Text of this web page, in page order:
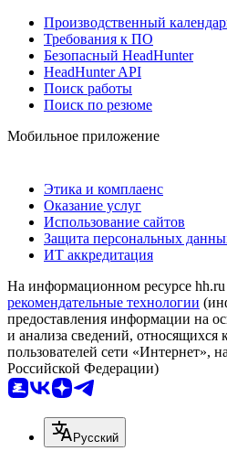
Производственный
Требования к ПО
Безопасный HeadHunter
HeadHunter API
Поиск работы
Поиск по резюме
Мобильное приложение
Этика и комплаенс
Оказание услуг
Использование сайтов
Защита персональных
ИТ аккредитация
На информационном ресурсе hh.ru
рекомендательные технологии
предоставления информации на
и анализа сведений, относящихся
пользователей сети «Интернет»,
Российской Федерации)
Русский